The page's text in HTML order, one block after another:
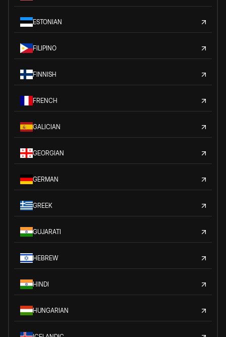
ESTONIAN
FILIPINO
FINNISH
FRENCH
GALICIAN
GEORGIAN
GERMAN
GREEK
GUJARATI
HEBREW
HINDI
HUNGARIAN